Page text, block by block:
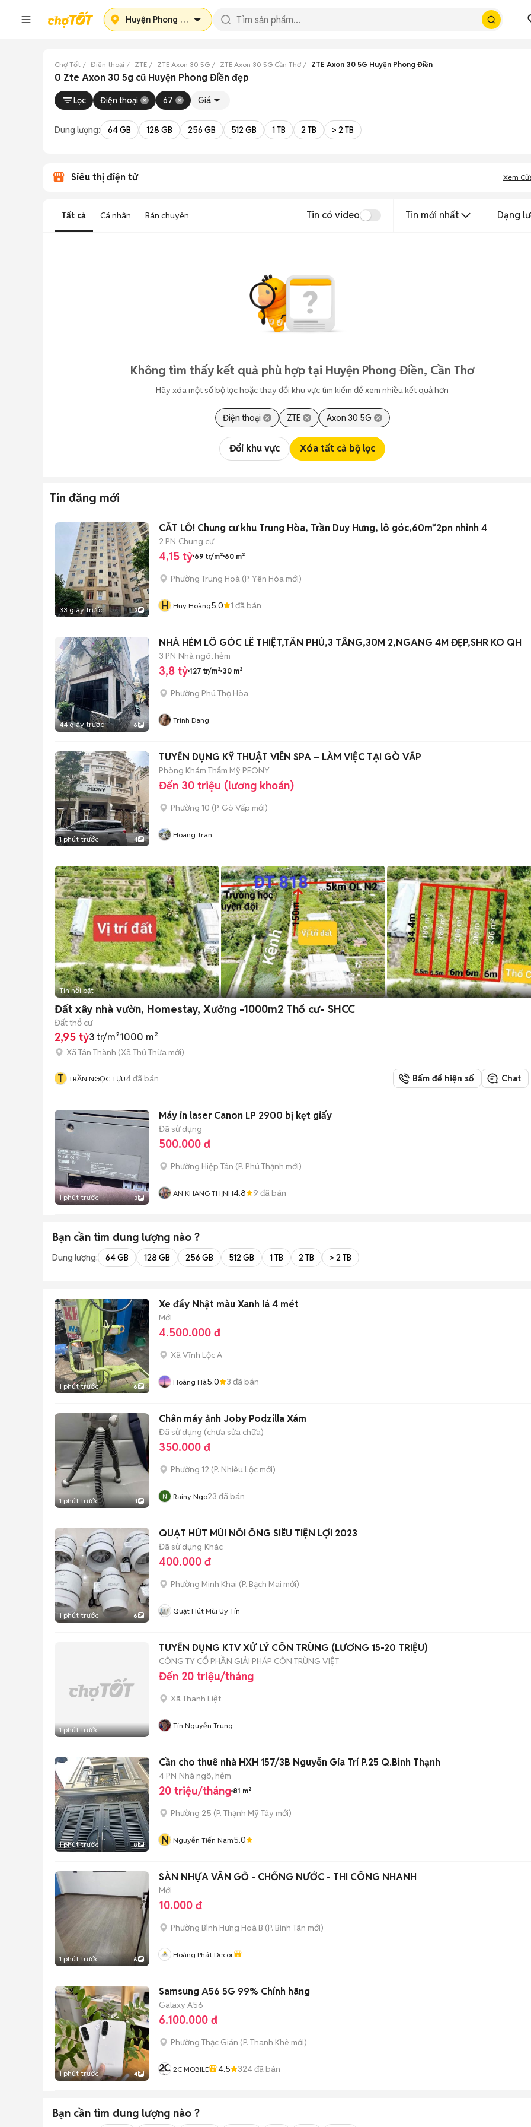
Huyện Phong Điền
Chợ Tốt Điện thoại ZTE ZTE Axon 30 5G ZTE Axon 30 5G Cần Thơ ZTE Axon 30 5G Huyện Phong Điền
0 Zte Axon 30 5g cũ Huyện Phong Điền đẹp
Lọc Điện thoại 67 Giá
Dung lượng: 64 GB 128 GB 256 GB 512 GB 1 TB 2 TB > 2 TB
Siêu thị điện tử Xem
Tất cả Cá nhân Bán chuyên Tin có video Tin mới nhất Dạng
Không tìm thấy kết quả phù hợp tại Huyện Phong Điền, Cần Thơ
Hãy xóa một số bộ lọc hoặc thay đổi khu vực tìm kiếm để xem nhiều kết quả hơn
Điện thoại ZTE Axon 30 5G
Đổi khu vực Xóa tất cả bộ lọc
Tin đăng mới
33 giây trước 3
CẮT LỖ! Chung cư khu Trung Hòa, Trần Duy Hưng, lô góc,60m*2pn nhỉnh 4
2 PN Chung cư
4,15 tỷ 69 tr/m² 60 m²
Phường Trung Hoà (P. Yên Hòa mới)
H Huy Hoàng5.0 1 đã bán
44 giây trước 6
NHÀ HẺM LÔ GÓC LÊ THIỆT,TÂN PHÚ,3 TẦNG,30M 2,NGANG 4M ĐẸP,SHR KO QH
3 PN Nhà ngõ, hẻm
3,8 tỷ 127 tr/m² 30 m²
Phường Phú Thọ Hòa
Trinh Dang
1 phút trước 4
TUYỂN DỤNG KỸ THUẬT VIÊN SPA – LÀM VIỆC TẠI GÒ VẤP
Phòng Khám Thẩm Mỹ PEONY
Đến 30 triệu (lương khoán)
Phường 10 (P. Gò Vấp mới)
Hoang Tran
Tin nổi bật
Đất xây nhà vườn, Homestay, Xưởng -1000m2 Thổ cư- SHCC
Đất thổ cư
2,95 tỷ3 tr/m²1000 m²
Xã Tân Thành (Xã Thủ Thừa mới)
T TRẦN NGỌC TỰU4đã bán Bấm để hiện số Chat
1 phút trước 3
Máy in laser Canon LP 2900 bị kẹt giấy
Đã sử dụng
500.000 đ
Phường Hiệp Tân (P. Phú Thạnh mới)
AN KHANG THỊNH4.8 9 đã bán
Bạn cần tìm dung lượng nào ?
Dung lượng: 64 GB 128 GB 256 GB 512 GB 1 TB 2 TB > 2 TB
1 phút trước 6
Xe đẩy Nhật màu Xanh lá 4 mét
Mới
4.500.000 đ
Xã Vĩnh Lộc A
Hoàng Hà5.0 3 đã bán
1 phút trước 1
Chân máy ảnh Joby Podzilla Xám
Đã sử dụng (chưa sửa chữa)
350.000 đ
Phường 12 (P. Nhiêu Lộc mới)
Rainy Ngo23 đã bán
1 phút trước 6
QUẠT HÚT MÙI NỐI ỐNG SIÊU TIỆN LỢI 2023
Đã sử dụng Khác
400.000 đ
Phường Minh Khai (P. Bạch Mai mới)
Quạt Hút Mùi Uy Tín
1 phút trước
TUYỂN DỤNG KTV XỬ LÝ CÔN TRÙNG (LƯƠNG 15-20 TRIỆU)
CÔNG TY CỔ PHẦN GIẢI PHÁP CÔN TRÙNG VIỆT
Đến 20 triệu/tháng
Xã Thanh Liệt
Tín Nguyễn Trung
1 phút trước 8
Cần cho thuê nhà HXH 157/3B Nguyễn Gia Trí P.25 Q.Bình Thạnh
4 PN Nhà ngõ, hẻm
20 triệu/tháng 81 m²
Phường 25 (P. Thạnh Mỹ Tây mới)
N Nguyễn Tiến Nam5.0
1 phút trước 6
SÀN NHỰA VÂN GỖ - CHỐNG NƯỚC - THI CÔNG NHANH
Mới
10.000 đ
Phường Bình Hưng Hoà B (P. Bình Tân mới)
Hoàng Phát Decor
1 phút trước 4
Samsung A56 5G 99% Chính hãng
Galaxy A56
6.100.000 đ
Phường Thạc Gián (P. Thanh Khê mới)
2C MOBILE 4.5 324đã bán
Bạn cần tìm dung lượng nào ?